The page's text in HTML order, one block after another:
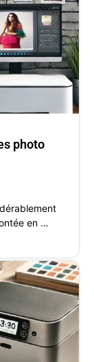
photo
en …